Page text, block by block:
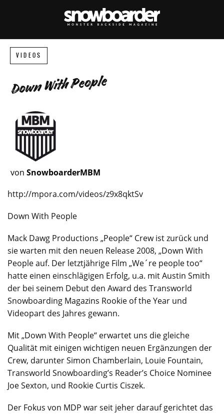
VIDEOS
Down With People
von SnowboarderMBM
http://mpora.com/videos/z9x8qktSv
Down With People
Mack Dawg Productions „People“ Crew ist zurück und
sie warten mit den neuen Release 2008, „Down With
People auf. Der letztjährige Film „We´re people too“
hatte einen einschlägigen Erfolg, u.a. mit Austin Smith
der bei seinem Debut den Award des Transworld
Snowboarding Magazins Rookie of the Year und
Videopart des Jahres gewann.
Mit „Down With People“ erwartet uns die gleiche
Qualität mit einigen wichtigen neuen Ergänzungen der
Crew, darunter Simon Chamberlain, Louie Fountain,
Transworld Snowboarding’s Reader’s Choice Nominee
Joe Sexton, und Rookie Curtis Ciszek.
Der Fokus von MDP war seit jeher darauf gerichtet das